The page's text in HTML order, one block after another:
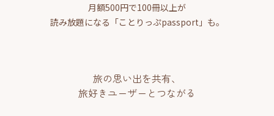
月額500円で100冊以上が
読み放題になる「ことりっぷpassport」も。
旅の思い出を共有、
旅好きユーザーとつながる